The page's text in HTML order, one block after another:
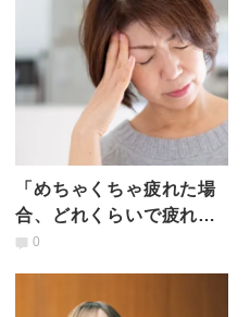
「めちゃくちゃ疲れた場
合、どれくらいで疲れが
取れる？」の問いに、更
0